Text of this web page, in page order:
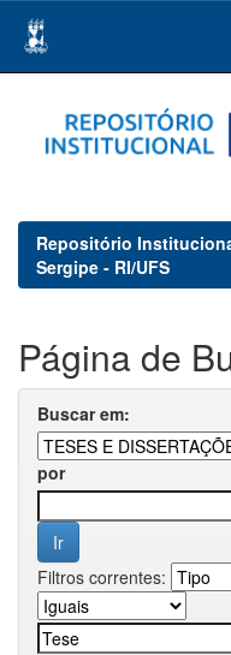
navigation
Repositório
Sergipe - RI/UFS
Página de
Buscar em:
por
Filtros correntes: